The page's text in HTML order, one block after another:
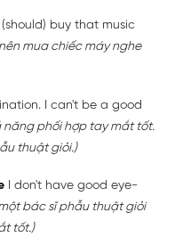
buy that music
mua chiếc máy nghe
I can't be a good
năng phối hợp tay mắt tốt.
thuật giỏi.)
I don't have good eye-
bác sĩ phẫu thuật giỏi
tốt.)